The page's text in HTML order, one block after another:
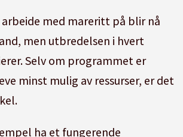
arbeide med mareritt på blir nå
men utbredelsen i hvert
Selv om programmet er
minst mulig av ressurser, er det
ha et fungerende